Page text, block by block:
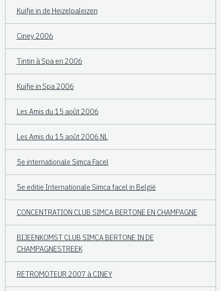
Kuifje in de Heizelpaleizen
Ciney 2006
Tintin à Spa en 2006
Kuifje in Spa 2006
Les Amis du 15 août 2006
Les Amis du 15 août 2006 NL
5e internationale Simca Facel
5e editie Internationale Simca facel in België
CONCENTRATION CLUB SIMCA BERTONE EN CHAMPAGNE
BIJEENKOMST CLUB SIMCA BERTONE IN DE
CHAMPAGNESTREEK
RETROMOTEUR 2007 à CINEY